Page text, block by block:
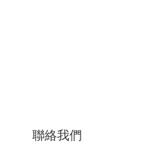
聯絡我們